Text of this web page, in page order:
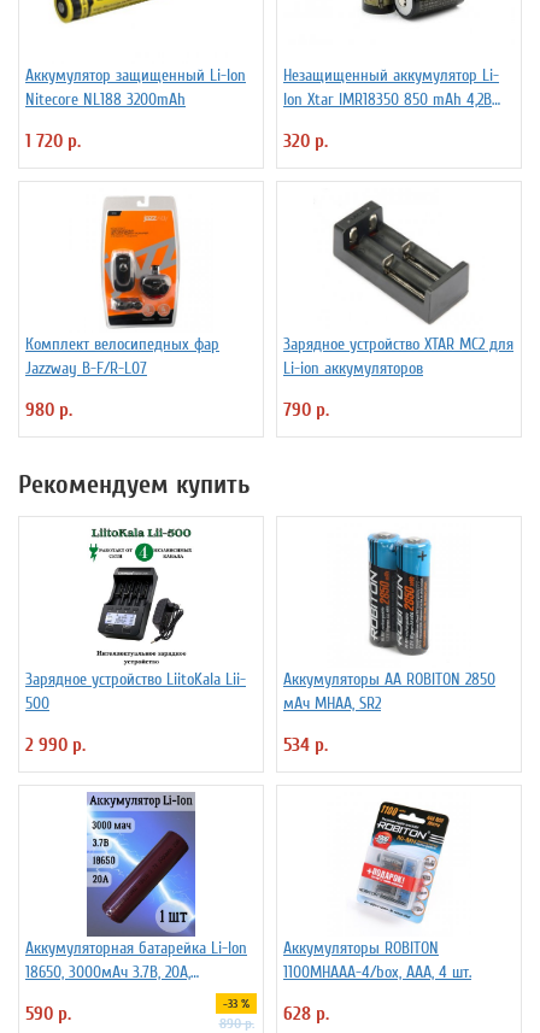
Аккумулятор защищенный Li-Ion
Niteсore NL188 3200mAh
1 720 р.
Незащищенный аккумулятор Li-
Ion Xtar IMR18350 850 mAh 4,2В
320 р.
Комплект велосипедных фар
Jazzway B-F/R-L07
980 р.
Зарядное устройство XTAR MC2 для
Li-ion аккумуляторов
790 р.
Рекомендуем купить
Зарядное устройство LiitoKala Lii-
500
2 990 р.
Аккумуляторы АА ROBITON 2850
мАч MHAA, SR2
534 р.
Аккумуляторная батарейка Li-Ion
18650, 3000мАч 3.7В, 20A,
высокомощный, незащищенный
590 р. -33 %
890 р.
Аккумуляторы ROBITON
1100MHAAA-4/box, ААА, 4 шт.
628 р.